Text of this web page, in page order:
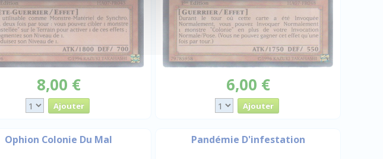
8,00 € 6,00 €
Ophion Colonie Du Mal Pandémie D'infestation